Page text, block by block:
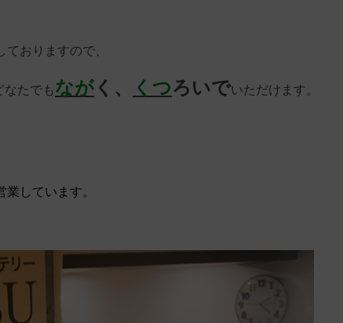
おりますので、
なたでもなが く、 くつろいでいただけます。
しています。